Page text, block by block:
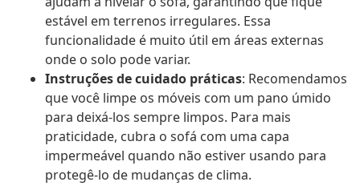
estável em terrenos irregulares. Essa
funcionalidade é muito útil em áreas externas
onde o solo pode variar.
Instruções de cuidado práticas: Recomendamos
que você limpe os móveis com um pano úmido
para deixá-los sempre limpos. Para mais
praticidade, cubra o sofá com uma capa
impermeável quando não estiver usando para
protegê-lo de mudanças de clima.